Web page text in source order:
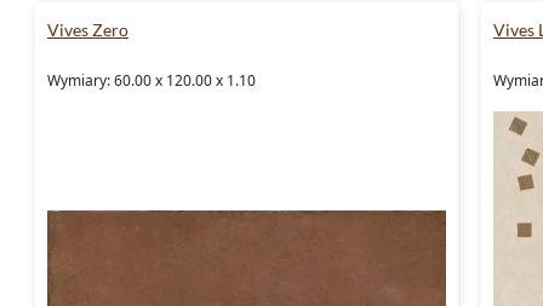
Vives Zero
Wymiary: 60.00 x 120.00 x 1.10
Vives